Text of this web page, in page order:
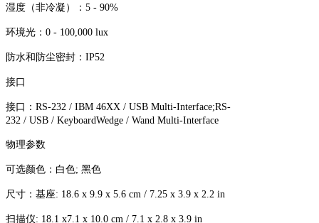
湿度（非冷凝）：5 - 90%
环境光：0 - 100,000 lux
防水和防尘密封：IP52
接口
接口：RS-232 / IBM 46XX / USB Multi-Interface;RS-
232 / USB / KeyboardWedge / Wand Multi-Interface
物理参数
可选颜色：白色; 黑色
尺寸：基座: 18.6 x 9.9 x 5.6 cm / 7.25 x 3.9 x 2.2 in
扫描仪: 18.1 x7.1 x 10.0 cm / 7.1 x 2.8 x 3.9 in